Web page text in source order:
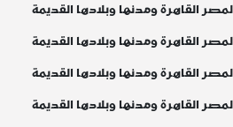
لمصر القاهرة ومدنها وبلادها القديمة
لمصر القاهرة ومدنها وبلادها القديمة
لمصر القاهرة ومدنها وبلادها القديمة
لمصر القاهرة ومدنها وبلادها القديمة